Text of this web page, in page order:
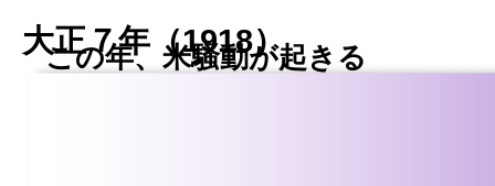
大正７年（1918）
この年、米騒動が起きる